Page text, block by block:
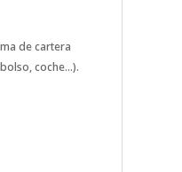
de cartera
coche…).